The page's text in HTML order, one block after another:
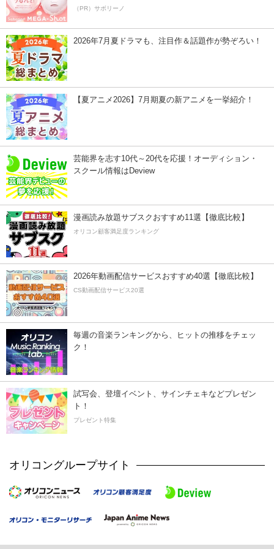
（PR）サボリーノ
2026年7月夏ドラマも、注目作＆話題作が勢ぞろい！
【夏アニメ2026】7月期夏の新アニメを一挙紹介！
芸能界を志す10代～20代を応援！オーディション・
スクール情報はDeview
漫画読み放題サブスクおすすめ11選【徹底比較】
オリコン顧客満足度ランキング
2026年動画配信サービスおすすめ40選【徹底比較】
CS動画配信サービス20選
毎週の音楽ランキングから、ヒットの推移をチェッ
ク！
試写会、登壇イベント、サインチェキなどプレゼン
ト！
プレゼント特集
オリコングループサイト